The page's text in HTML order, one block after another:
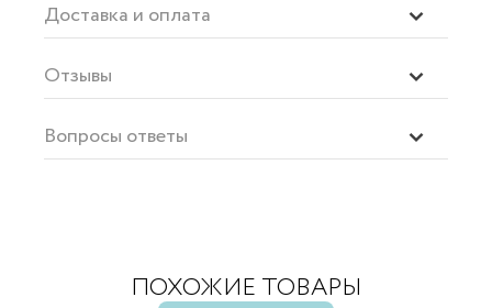
Доставка и оплата
Отзывы
Вопросы ответы
ПОХОЖИЕ ТОВАРЫ